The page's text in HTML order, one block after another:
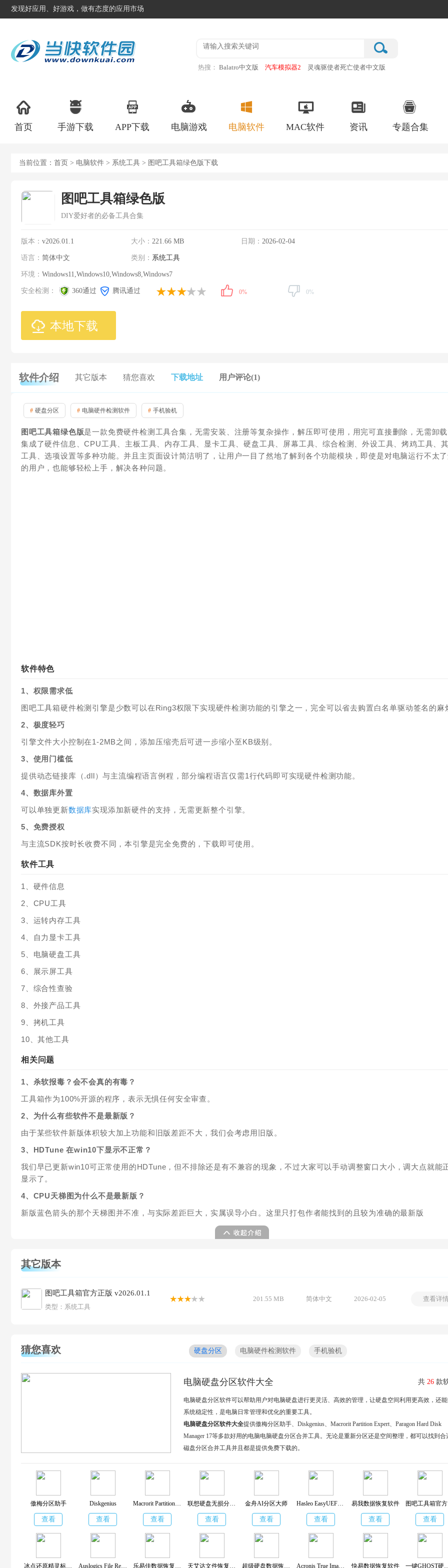
发现好应用、好游戏，做有态度的应用市场
热搜： Balatro中文版 汽车模拟器2
灵魂驱使者死亡使者中文版
首页 手游下载 APP下载 电脑游戏 电脑软件 MAC软件 资讯 专题合集
当前位置： 首页 > 电脑软件 > 系统工具 > 图吧工具箱绿色版下载
图吧工具箱绿色版
DIY爱好者的必备工具合集
版本： v2026.01.1 大小： 221.66 MB 日期： 2026-02-04
语言： 简体中文 类别： 系统工具
环境： Windows11,Windows10,Windows8,Windows7
安全检测： 360通过 腾讯通过 0% 0%
本地下载
软件介绍 其它版本 猜您喜欢 下载地址 用户评论(1)
# 硬盘分区 # 电脑硬件检测软件 # 手机验机
图吧工具箱绿色版是一款免费硬件检测工具合集，无需安装、注册等复杂操作，解压即可使用，用完可直接删除，无需卸
集成了硬件信息、CPU工具、主板工具、内存工具、显卡工具、硬盘工具、屏幕工具、综合检测、外设工具、烤鸡工具、
工具、选项设置等多种功能。并且主页面设计简洁明了，让用户一目了然地了解到各个功能模块，即使是对电脑运行不太
的用户，也能够轻松上手，解决各种问题。
软件特色
1、权限需求低
图吧工具箱硬件检测引擎是少数可以在Ring3权限下实现硬件检测功能的引擎之一，完全可以省去购置白名单驱动签名的麻
2、极度轻巧
引擎文件大小控制在1-2MB之间，添加压缩壳后可进一步缩小至KB级别。
3、使用门槛低
提供动态链接库（.dll）与主流编程语言例程，部分编程语言仅需1行代码即可实现硬件检测功能。
4、数据库外置
可以单独更新数据库实现添加新硬件的支持，无需更新整个引擎。
5、免费授权
与主流SDK按时长收费不同，本引擎是完全免费的，下载即可使用。
软件工具
1、硬件信息
2、CPU工具
3、运转内存工具
4、自力显卡工具
5、电脑硬盘工具
6、展示屏工具
7、综合性查验
8、外接产品工具
9、拷机工具
10、其他工具
相关问题
1、杀软报毒？会不会真的有毒？
工具箱作为100%开源的程序，表示无惧任何安全审查。
2、为什么有些软件不是最新版？
由于某些软件新版体积较大加上功能和旧版差距不大，我们会考虑用旧版。
3、HDTune 在win10下显示不正常？
我们早已更新win10可正常使用的HDTune，但不排除还是有不兼容的现象，不过大家可以手动调整窗口大小，调大点就能
显示了。
4、CPU天梯图为什么不是最新版？
新版蓝色箭头的那个天梯图并不准，与实际差距巨大，实属误导小白。这里只打包作者能找到的且较为准确的最新版
其它版本
图吧工具箱官方正版 v2026.01.1
类型： 系统工具
201.55 MB 简体中文 2026-02-05 查看详
猜您喜欢 硬盘分区 电脑硬件检测软件 手机验机
电脑硬盘分区软件大全 共 26 款
电脑硬盘分区软件可以帮助用户对电脑硬盘进行更灵活、高效的管理，让硬盘空间利用更高效，还
系统稳定性，是电脑日常管理和优化的重要工具。
电脑硬盘分区软件大全提供傲梅分区助手、Diskgenius、Macrorit Partition Expert、Paragon Hard Disk
Manager 17等多款好用的电脑电脑硬盘分区合并工具。无论是重新分区还是空间整理，都可以找到合
磁盘分区合并工具并且都是提供免费下载的。
傲梅分区助手
查看
Diskgenius
查看
Macrorit Partition Expert(磁盘分区工具)
查看
联想硬盘无损分区工具
查看
金舟AI分区大师
查看
Hasleo EasyUEFI(windows启动项管理工具)
查看
易我数据恢复软件
查看 查看
冰点还原精灵标准版 Auslogics File Recovery 乐易佳数据恢复专业版 天艾达文件恢复软件 超级硬盘数据恢复软件 Acronis True Image 2018中文版 快易数据恢复软件 一键